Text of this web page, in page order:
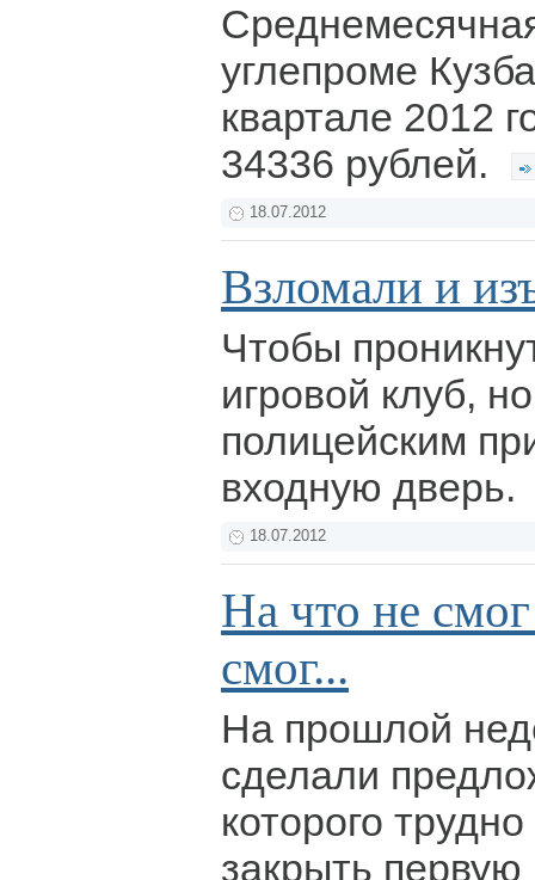
углепроме
квартале 2012
34336 рублей.
18.07.2012
Взломали и
Чтобы
игровой клуб,
полицейским
входную дверь.
18.07.2012
На что не
смог...
На прошлой
сделали
которого трудно
закрыть